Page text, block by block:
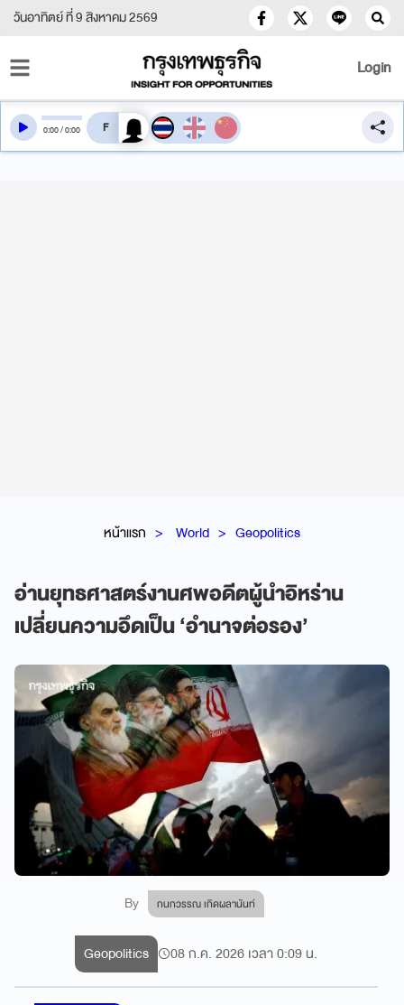
วันอาทิตย์ ที่ 9 สิงหาคม 2569
Login
หน้าแรก World Geopolitics
อ่านยุทธศาสตร์งานศพอดีตผู้นำอิหร่าน
เปลี่ยนความอึดเป็น ‘อำนาจต่อรอง’
By กนกวรรณ เกิดผลานันท์
0:00/0:00 สลับเสียงอ่าน
Geopolitics 08 ก.ค. 2026 เวลา 0:09 น.